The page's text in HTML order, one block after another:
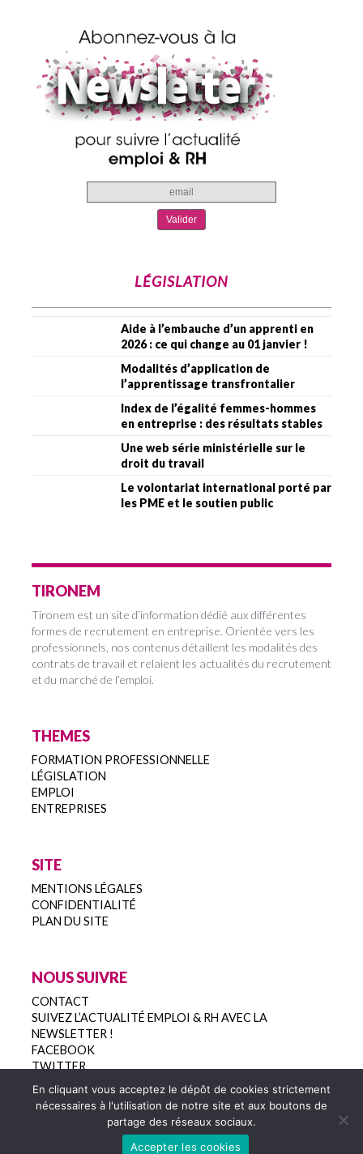
LÉGISLATION
Aide à l’embauche d’un apprenti en
2026 : ce qui change au 01 janvier !
Modalités d’application de
l’apprentissage transfrontalier
Index de l’égalité femmes-hommes
en entreprise : des résultats stables
Une web série ministérielle sur le
droit du travail
Le volontariat international porté par
les PME et le soutien public
TIRONEM
Tironem est un site d’information dédié aux différentes
formes de recrutement en entreprise. Orientée vers les
professionnels, nos contenus détaillent les modalités des
contrats de travail et relaient les actualités du recrutement
et du marché de l’emploi.
THEMES
FORMATION PROFESSIONNELLE
LÉGISLATION
EMPLOI
ENTREPRISES
SITE
MENTIONS LÉGALES
CONFIDENTIALITÉ
PLAN DU SITE
NOUS SUIVRE
CONTACT
SUIVEZ L’ACTUALITÉ EMPLOI & RH AVEC LA
NEWSLETTER !
FACEBOOK
TWITTER
Copyright 2022
En cliquant vous acceptez le dépôt de cookies strictement
nécessaires à l'utilisation de notre site et aux boutons de
partage des réseaux sociaux.
Accepter les cookies